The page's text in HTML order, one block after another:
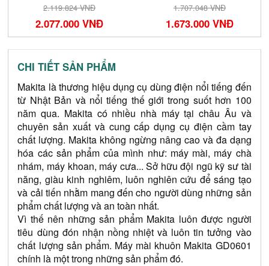
2.119.824 VNĐ
2.077.000 VNĐ
1.707.048 VNĐ
1.673.000 VNĐ
CHI TIẾT SẢN PHẨM
Makita là thương hiệu dụng cụ dùng điện nổi tiếng đến
từ Nhật Bản và nổi tiếng thế giới trong suốt hơn 100
năm qua. Makita có nhiều nhà máy tại châu Âu và
chuyên sản xuất và cung cấp dụng cụ điện cầm tay
chất lượng. Makita không ngừng nâng cao và đa dạng
hóa các sản phẩm của mình như: máy mài, máy chà
nhám, máy khoan, máy cưa... Sở hữu đội ngũ kỹ sư tài
năng, giàu kinh nghiêm, luôn nghiên cứu để sáng tạo
và cải tiến nhằm mang đến cho người dùng những sản
phẩm chất lượng và an toàn nhất.
Vì thế nên những sản phẩm Makita luôn được người
tiêu dùng đón nhận nồng nhiệt và luôn tin tưởng vào
chất lượng sản phẩm. Máy mài khuôn Makita GD0601
chính là một trong những sản phẩm đó.